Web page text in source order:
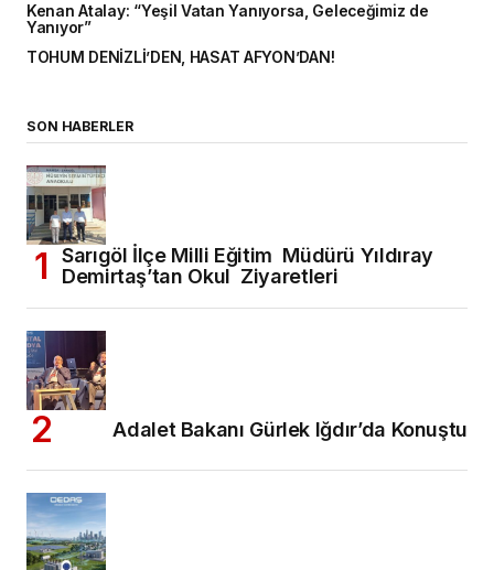
Kenan Atalay: “Yeşil Vatan Yanıyorsa, Geleceğimiz de
Yanıyor”
TOHUM DENİZLİ’DEN, HASAT AFYON’DAN!
SON HABERLER
Sarıgöl İlçe Milli Eğitim Müdürü Yıldıray
Demirtaş’tan Okul Ziyaretleri
Adalet Bakanı Gürlek Iğdır’da Konuştu